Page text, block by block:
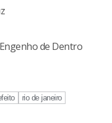
de Dentro
rio de janeiro